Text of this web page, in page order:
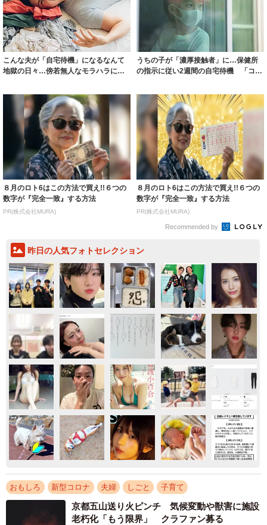
こんな夫が「自宅待機」になるなんて
地獄の日々…傍若無人なモラハラに怒
うちの子が「濃厚接触者」に…保健所
の指示に従い2週間の自宅待機 「コロ
８月のロト6はこの方法で買え!!６つの
数字が『完全一致』する方法
PR(株式会社MURA)
８月のロト6はこの方法で買え!!６つの
数字が『完全一致』する方法
PR(株式会社MURA)
Recommended by
昨日の人気フォトセレクション
おもしろ 新型コロナ 夫婦 しごと 子育て
京都五山送り火ピンチ 気候変動や獣害に施設
老朽化「もう限界」 クラファン募る